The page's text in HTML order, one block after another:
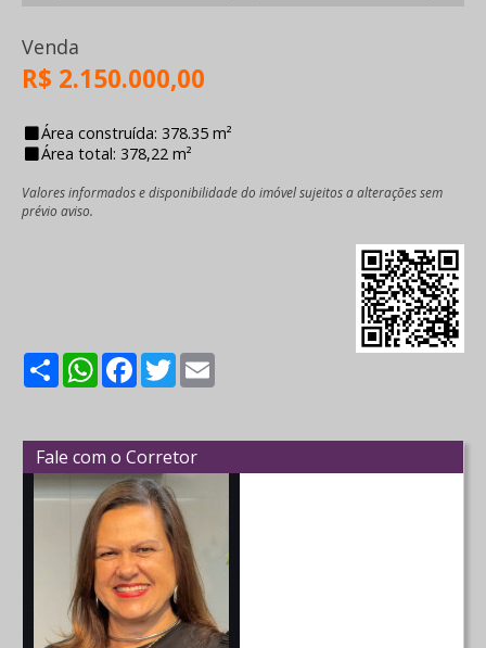
Venda
R$ 2.150.000,00
Área construída: 378.35 m²
Área total: 378,22 m²
Valores informados e disponibilidade do imóvel sujeitos a alterações sem
prévio aviso.
ShareWhatsApp
Facebook
Twitter
Fale com o Corretor